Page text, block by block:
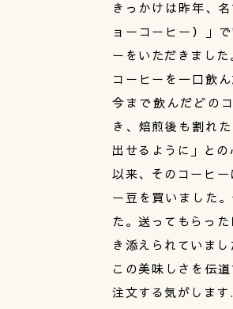
きっかけは昨年、
ョーコーヒー）」
ーをいただきました
コーヒーを一口飲
今まで飲んだどの
き、焙煎後も割れ
出せるように」との
以来、そのコーヒ
ー豆を買いました
た。送ってもらっ
き添えられていまし
この美味しさを伝
注文する気がしま